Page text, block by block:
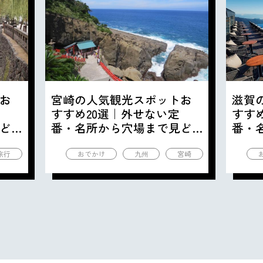
行
宮崎の人気観光スポットお
すすめ20選｜外せない定
番・名所から穴場まで見ど
おでかけ 九州 宮崎
滋賀
すす
番・